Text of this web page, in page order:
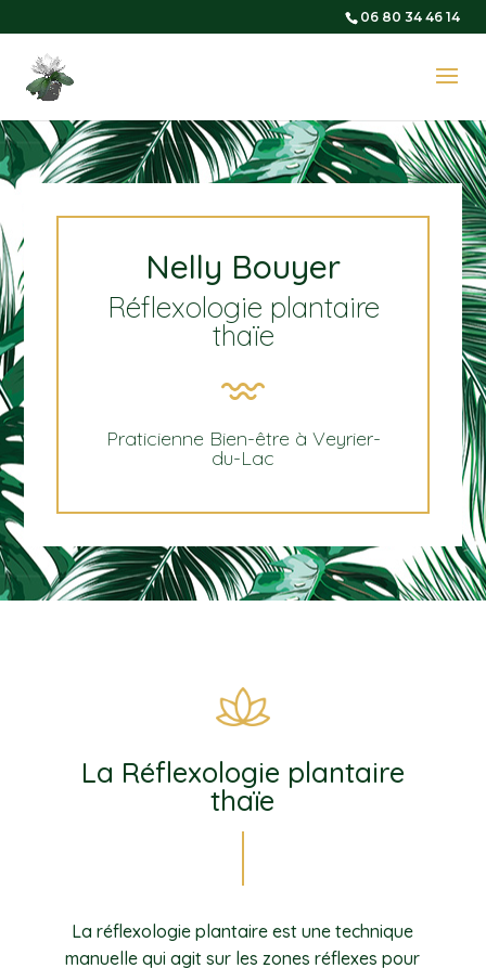
06 80 34 46 14
Nelly Bouyer
Réflexologie plantaire
thaïe
Praticienne Bien-être à Veyrier-
du-Lac
La Réflexologie plantaire
thaïe
La réflexologie plantaire est une technique
manuelle qui agit sur les zones réflexes pour